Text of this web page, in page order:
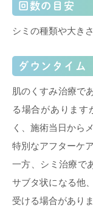
回数の目安
シミの種類や大き
ダウンタイム
肌のくすみ治療で
る場合があります
く、施術当日から
特別なアフターケ
一方、シミ治療で
サブタ状になる他
受ける場合がありま